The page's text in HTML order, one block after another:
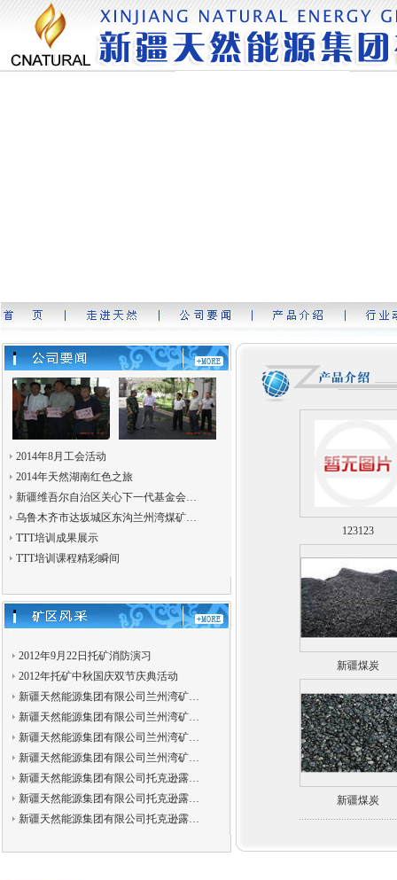
2014年8月工会活动
2014年天然湖南红色之旅
新疆维吾尔自治区关心下一代基金会…
乌鲁木齐市达坂城区东沟兰州湾煤矿…
TTT培训成果展示
TTT培训课程精彩瞬间
2012年9月22日托矿消防演习
2012年托矿中秋国庆双节庆典活动
新疆天然能源集团有限公司兰州湾矿…
新疆天然能源集团有限公司兰州湾矿…
新疆天然能源集团有限公司兰州湾矿…
新疆天然能源集团有限公司兰州湾矿…
新疆天然能源集团有限公司托克逊露…
新疆天然能源集团有限公司托克逊露…
新疆天然能源集团有限公司托克逊露…
123123
新疆煤炭
新疆煤炭